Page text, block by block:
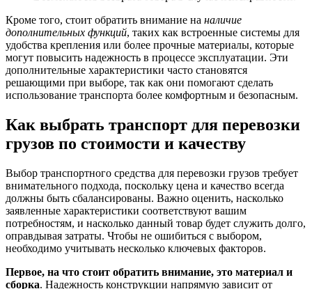
Кроме того, стоит обратить внимание на наличие
дополнительных функций, таких как встроенные системы для
удобства крепления или более прочные материалы, которые
могут повысить надежность в процессе эксплуатации. Эти
дополнительные характеристики часто становятся
решающими при выборе, так как они помогают сделать
использование транспорта более комфортным и безопасным.
Как выбрать транспорт для перевозки
грузов по стоимости и качеству
Выбор транспортного средства для перевозки грузов требует
внимательного подхода, поскольку цена и качество всегда
должны быть сбалансированы. Важно оценить, насколько
заявленные характеристики соответствуют вашим
потребностям, и насколько данный товар будет служить долго,
оправдывая затраты. Чтобы не ошибиться с выбором,
необходимо учитывать несколько ключевых факторов.
Первое, на что стоит обратить внимание, это материал и
сборка. Надежность конструкции напрямую зависит от